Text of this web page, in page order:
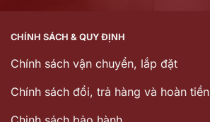
CHÍNH SÁCH & QUY ĐỊNH
Chính sách vận chuyển, lắp đặt
Chính sách đổi, trả hàng và hoàn tiền